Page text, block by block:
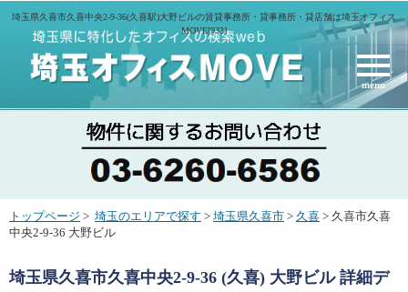
埼玉県久喜市久喜中央2-9-36(久喜駅)大野ビルの賃貸事務所・貸事務所・貸店舗は埼玉オフィス
MOVE[933]
menu
トップページ > 埼玉のエリアで探す > 埼玉県久喜市 > 久喜 > 久喜市久喜
中央2-9-36 大野ビル
埼玉県久喜市久喜中央2-9-36 (久喜) 大野ビル詳細デ